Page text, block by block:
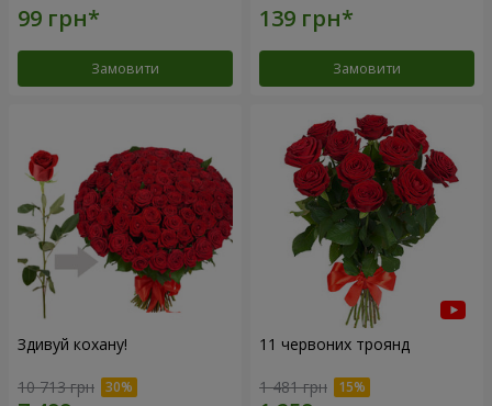
Замовити Замовити
Здивуй кохану!
10 713 грн
11 червоних троянд
1 481 грн